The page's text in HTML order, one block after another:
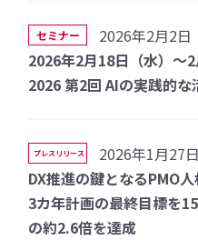
セミナー
2026年2月2日
2026年2月18日（水）〜
2026 第2回 AIの実践的
プレスリリース
2026年1月27日
DX推進の鍵となるPMO
3カ年計画の最終目標を
の約2.6倍を達成